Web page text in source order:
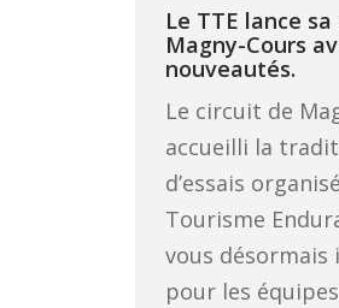
Le TTE lance
Magny-Cours
nouveautés.
Le circuit de
accueilli la
d’essais
Tourisme
vous
pour les